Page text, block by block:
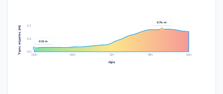
0.0
0.4
0.7
0.12 m
0.74 m
00h 06h 12h 18h 24h
Ύψος κύματος (m)
Ώρα